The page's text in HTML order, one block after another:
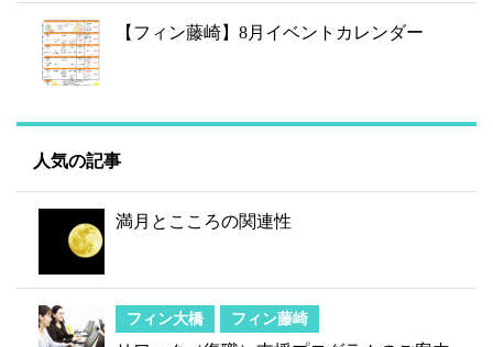
【フィン藤崎】8月イベントカレンダー
人気の記事
満月とこころの関連性
フィン大橋 フィン藤崎